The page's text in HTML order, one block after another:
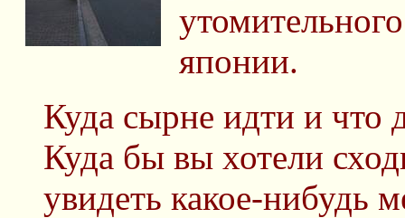
японии.
Куда сырне идти и что
Куда бы вы хотели
увидеть какое-нибудь